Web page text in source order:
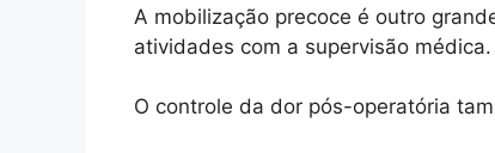
A mobilização precoce é outro
atividades com a supervisão médica.
O controle da dor pós-operatória